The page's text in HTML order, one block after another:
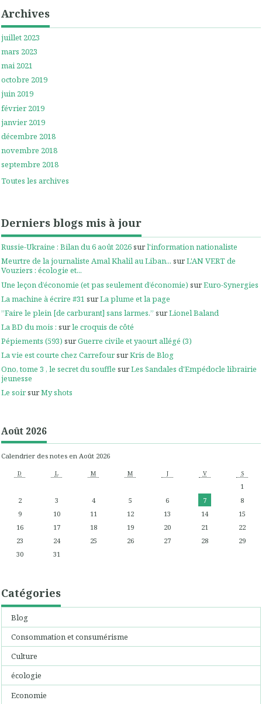
Archives
juillet 2023
mars 2023
mai 2021
octobre 2019
juin 2019
février 2019
janvier 2019
décembre 2018
novembre 2018
septembre 2018
Toutes les archives
Derniers blogs mis à jour
Russie-Ukraine : Bilan du 6 août 2026surl'information nationaliste
Meurtre de la journaliste Amal Khalil au Liban... surL'AN VERT de
Vouziers : écologie et...
Une leçon d’économie (et pas seulement d’économie) surEuro-Synergies
La machine à écrire #31 surLa plume et la page
”Faire le plein [de carburant] sans larmes.” surLionel Baland
La BD du mois : surle croquis de côté
Pépiements (593) surGuerre civile et yaourt allégé (3)
La vie est courte chez CarrefoursurKris de Blog
Ono, tome 3 , le secret du souffle surLes Sandales d'Empédocle librairie
jeunesse
Le soirsurMy shots
Août 2026
Calendrier des notes en Août 2026
D L M M J V S
1
2
3 4 5 6 7
8
9
10 11 12 13 14
15
16
17 18 19 20 21
22
23
24 25 26 27 28
29
30
31
Catégories
Blog
Consommation et consumérisme
Culture
écologie
Economie